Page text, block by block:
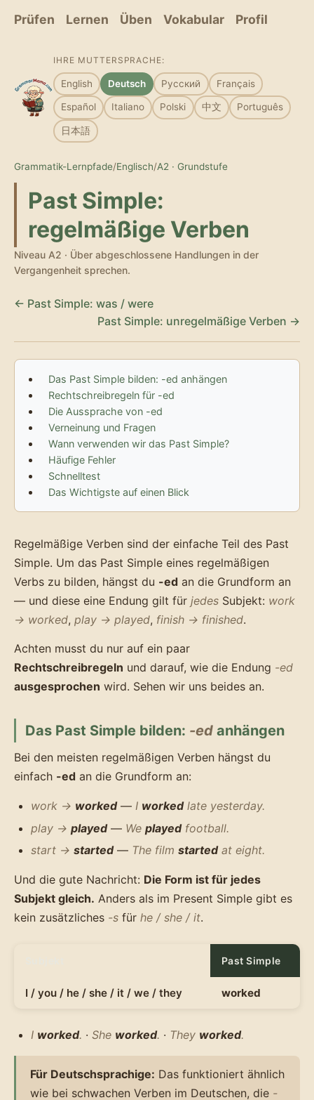
Prüfen Lernen Üben Vokabular Profil
IHRE MUTTERSPRACHE:
English Deutsch Русский Français
Español Italiano Polski 中文 Português
日本語
Grammatik-Lernpfade/Englisch/A2 · Grundstufe
Past Simple:
regelmäßige Verben
Niveau A2 · Über abgeschlossene Handlungen in der
Vergangenheit sprechen.
← Past Simple: was / were
Past Simple: unregelmäßige Verben →
Das Past Simple bilden: -ed anhängen
Rechtschreibregeln für -ed
Die Aussprache von -ed
Verneinung und Fragen
Wann verwenden wir das Past Simple?
Häufige Fehler
Schnelltest
Das Wichtigste auf einen Blick
Regelmäßige Verben sind der einfache Teil des Past
Simple. Um das Past Simple eines regelmäßigen
Verbs zu bilden, hängst du -ed an die Grundform an
— und diese eine Endung gilt für jedes Subjekt: work
→ worked, play → played, finish → finished.
Achten musst du nur auf ein paar
Rechtschreibregeln und darauf, wie die Endung -ed
ausgesprochen wird. Sehen wir uns beides an.
Das Past Simple bilden: -edanhängen
Bei den meisten regelmäßigen Verben hängst du
einfach -ed an die Grundform an:
work → worked— I workedlate yesterday.
play → played— We playedfootball.
start → started— The film startedat eight.
Und die gute Nachricht: Die Form ist für jedes
Subjekt gleich. Anders als im Present Simple gibt es
kein zusätzliches -s für he / she / it.
Past Simple
I / you / he / she / it / we / they worked
I worked. · She worked. · They worked.
Für Deutschsprachige: Das funktioniert ähnlich
wie bei schwachen Verben im Deutschen, die -